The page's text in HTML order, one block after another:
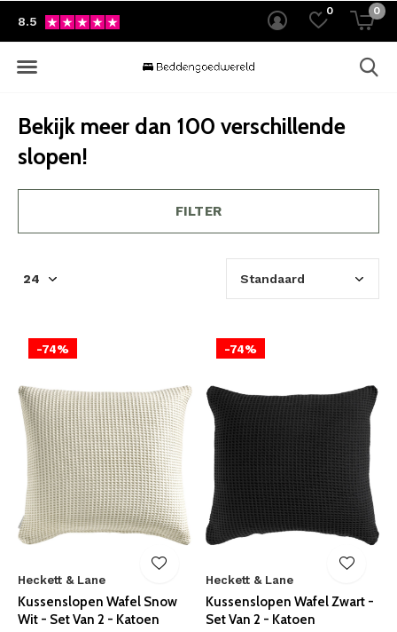
0 0
8.5
Bekijk meer dan 100 verschillende
slopen!
FILTER
-74%
Heckett & Lane
Kussenslopen Wafel Snow
Wit - Set Van 2 - Katoen
-74%
Heckett & Lane
Kussenslopen Wafel Zwart -
Set Van 2 - Katoen